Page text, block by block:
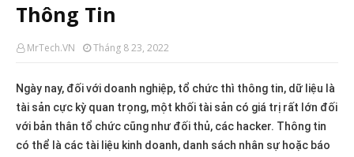
Thông Tin
MrTech.VN Tháng 8 23, 2022
Ngày nay, đối với doanh nghiệp, tổ chức thì thông tin, dữ liệu là
tài sản cực kỳ quan trọng, một khối tài sản có giá trị rất lớn đối
với bản thân tổ chức cũng như đối thủ, các hacker. Thông tin
có thể là các tài liệu kinh doanh, danh sách nhân sự hoặc báo